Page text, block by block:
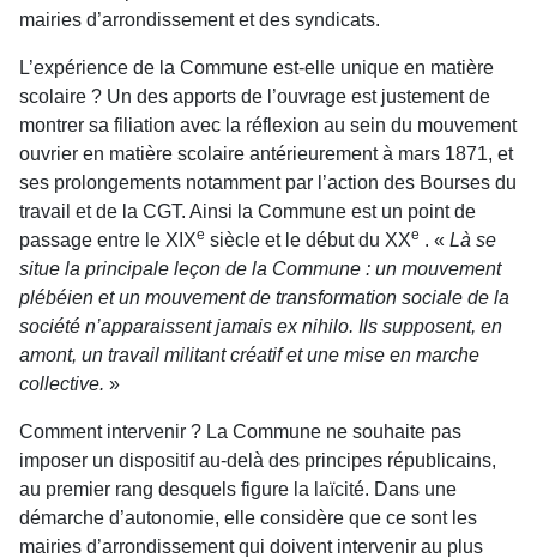
mairies d’arrondissement et des syndicats.
L’expérience de la Commune est-elle unique en matière
scolaire ? Un des apports de l’ouvrage est justement de
montrer sa filiation avec la réflexion au sein du mouvement
ouvrier en matière scolaire antérieurement à mars 1871, et
ses prolongements notamment par l’action des Bourses du
travail et de la CGT. Ainsi la Commune est un point de
passage entre le XIXe siècle et le début du XXe . « Là se
situe la principale leçon de la Commune : un mouvement
plébéien et un mouvement de transformation sociale de la
société n’apparaissent jamais ex nihilo. Ils supposent, en
amont, un travail militant créatif et une mise en marche
collective. »
Comment intervenir ? La Commune ne souhaite pas
imposer un dispositif au-delà des principes républicains,
au premier rang desquels figure la laïcité. Dans une
démarche d’autonomie, elle considère que ce sont les
mairies d’arrondissement qui doivent intervenir au plus